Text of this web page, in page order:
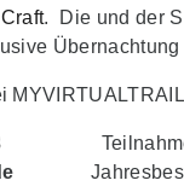
Craft. Die und der